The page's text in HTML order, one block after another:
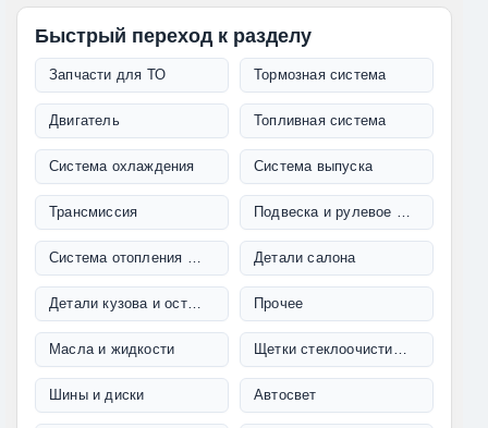
Быстрый переход к разделу
Запчасти для ТО Тормозная система
Двигатель Топливная система
Система охлаждения Система выпуска
Трансмиссия Подвеска и рулевое управление
Система отопления и кондиционирования Детали салона
Детали кузова и остекление Прочее
Масла и жидкости Щетки стеклоочистителя
Шины и диски Автосвет